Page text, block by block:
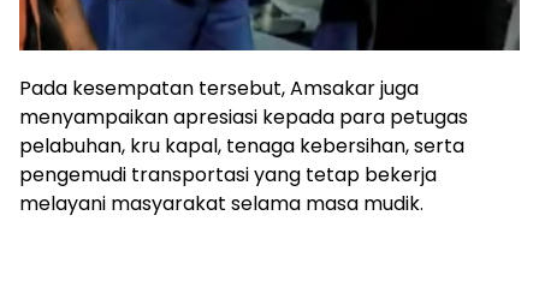
Pada kesempatan tersebut, Amsakar juga
menyampaikan apresiasi kepada para petugas
pelabuhan, kru kapal, tenaga kebersihan, serta
pengemudi transportasi yang tetap bekerja
melayani masyarakat selama masa mudik.